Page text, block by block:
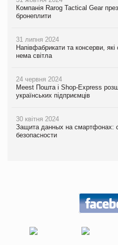
Компанія Rarog Tactical Gear
бронеплити
31 липня 2024
Напівфабрикати та консерви,
нема світла
24 червня 2024
Meest Пошта і Shop-Express
українських підприємців
30 квітня 2024
Защита данных на смартфонах:
безопасности